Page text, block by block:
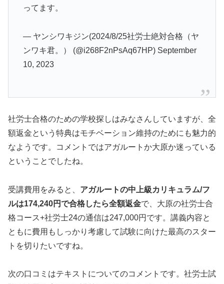
ってます。
— ヤンシワキジン(2024/8/25社労士絶対合格（ヤ
ンワキ君。） (@i268F2nPsAq67HP) September
10, 2023
社労士合格のための学校探しはみなさんしていますが、全
額返金という特典はモチベーション維持のためにも魅力的
なようです。コメントではアガルートか大原か迷っている
ということでしたね。
受講費用をみると、 アガルートの中上級カリキュラム/フ
ルは174,240円で合格したら全額返金で、大原の社労士合
格コース+社労士24の通信は247,000円です。講義内容と
ともに費用もしっかり考慮して試験に向けた最高のスター
トを切りたいですね。
次の口コミはテキストについてのコメントです。社労士試